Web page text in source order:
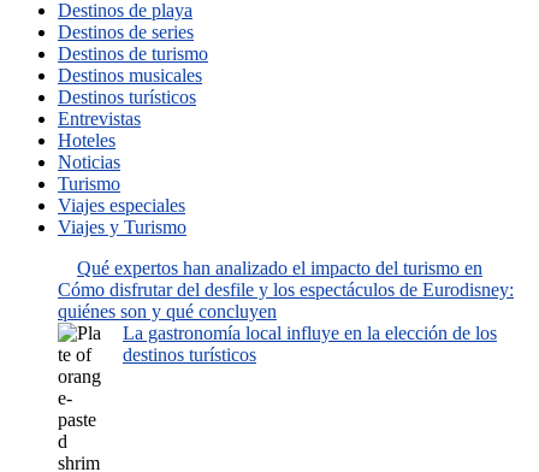
Destinos de playa
Destinos de series
Destinos de turismo
Destinos musicales
Destinos turísticos
Entrevistas
Hoteles
Noticias
Turismo
Viajes especiales
Viajes y Turismo
Qué expertos han analizado el impacto del turismo en
Cómo disfrutar del desfile y los espectáculos de Eurodisney:
quiénes son y qué concluyen
La gastronomía local influye en la elección de los
destinos turísticos